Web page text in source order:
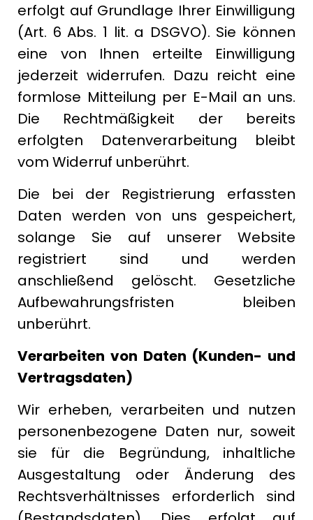
erfolgt auf Grundlage Ihrer Einwilligung
(Art. 6 Abs. 1 lit. a DSGVO). Sie können
eine von Ihnen erteilte Einwilligung
jederzeit widerrufen. Dazu reicht eine
formlose Mitteilung per E-Mail an uns.
Die Rechtmäßigkeit der bereits
erfolgten Datenverarbeitung bleibt
vom Widerruf unberührt.
Die bei der Registrierung erfassten
Daten werden von uns gespeichert,
solange Sie auf unserer Website
registriert sind und werden
anschließend gelöscht. Gesetzliche
Aufbewahrungsfristen bleiben
unberührt.
Verarbeiten von Daten (Kunden- und
Vertragsdaten)
Wir erheben, verarbeiten und nutzen
personenbezogene Daten nur, soweit
sie für die Begründung, inhaltliche
Ausgestaltung oder Änderung des
Rechtsverhältnisses erforderlich sind